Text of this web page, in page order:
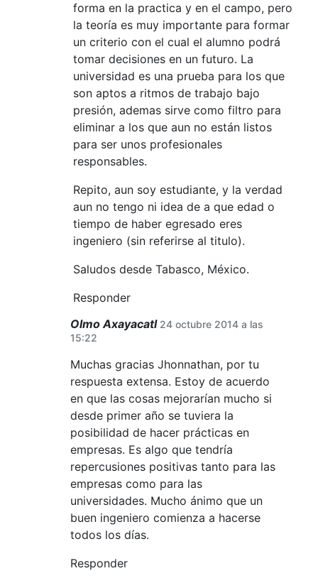
forma en la practica y en el campo, pero
la teoría es muy importante para formar
un criterio con el cual el alumno podrá
tomar decisiones en un futuro. La
universidad es una prueba para los que
son aptos a ritmos de trabajo bajo
presión, ademas sirve como filtro para
eliminar a los que aun no están listos
para ser unos profesionales
responsables.
Repito, aun soy estudiante, y la verdad
aun no tengo ni idea de a que edad o
tiempo de haber egresado eres
ingeniero (sin referirse al titulo).
Saludos desde Tabasco, México.
Responder
Olmo Axayacatl 24 octubre 2014 a las
15:22
Muchas gracias Jhonnathan, por tu
respuesta extensa. Estoy de acuerdo
en que las cosas mejorarían mucho si
desde primer año se tuviera la
posibilidad de hacer prácticas en
empresas. Es algo que tendría
repercusiones positivas tanto para las
empresas como para las
universidades. Mucho ánimo que un
buen ingeniero comienza a hacerse
todos los días.
Responder